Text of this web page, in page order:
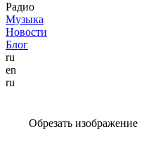
Радио
Музыка
Новости
Блог
ru
en
ru
Обрезать изображение